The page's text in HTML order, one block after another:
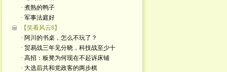
· 煮熟的鸭子
· 军事法庭好
【笑看风云8】
· 阿川的书桌，怎么不玩了？
· 贸易战三年见分晓，科技战至少十
· 高招：板凳为何现在不起诉床铺
· 大选后共和党政客的两步棋